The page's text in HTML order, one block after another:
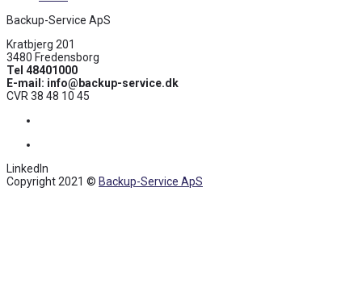
Backup-Service ApS
Kratbjerg 201
3480 Fredensborg
Tel 48401000
E-mail: info@backup-service.dk
CVR 38 48 10 45
LinkedIn
Copyright 2021 © Backup-Service ApS